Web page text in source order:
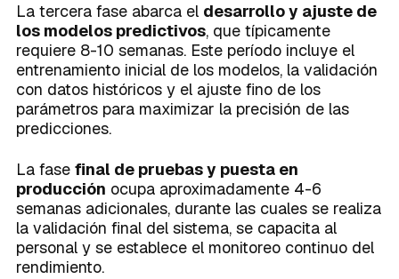
La tercera fase abarca el desarrollo y ajuste de
los modelos predictivos, que típicamente
requiere 8-10 semanas. Este período incluye el
entrenamiento inicial de los modelos, la validación
con datos históricos y el ajuste fino de los
parámetros para maximizar la precisión de las
predicciones.
La fase final de pruebas y puesta en
producción ocupa aproximadamente 4-6
semanas adicionales, durante las cuales se realiza
la validación final del sistema, se capacita al
personal y se establece el monitoreo continuo del
rendimiento.